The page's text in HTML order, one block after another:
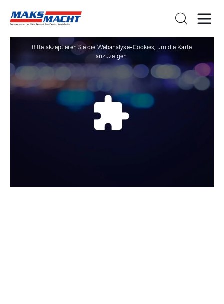
Bitte akzeptieren Sie die Webanalyse-Cookies, um die Karte
anzuzeigen.